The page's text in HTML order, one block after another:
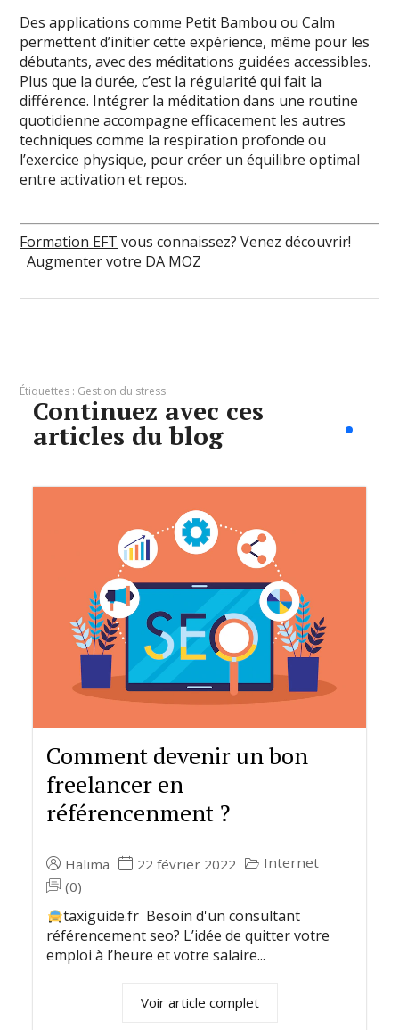
Des applications comme Petit Bambou ou Calm
permettent d’initier cette expérience, même pour les
débutants, avec des méditations guidées accessibles.
Plus que la durée, c’est la régularité qui fait la
différence. Intégrer la méditation dans une routine
quotidienne accompagne efficacement les autres
techniques comme la respiration profonde ou
l’exercice physique, pour créer un équilibre optimal
entre activation et repos.
Formation EFT vous connaissez? Venez découvrir!
Augmenter votre DA MOZ
Étiquettes : Gestion du stress
Continuez avec ces
articles du blog
Comment devenir un bon
freelancer en
référencenment ?
Halima 22 février 2022
Internet
(0)
taxiguide.fr Besoin d'un consultant
référencement seo? L’idée de quitter votre
emploi à l’heure et votre salaire...
Voir article complet